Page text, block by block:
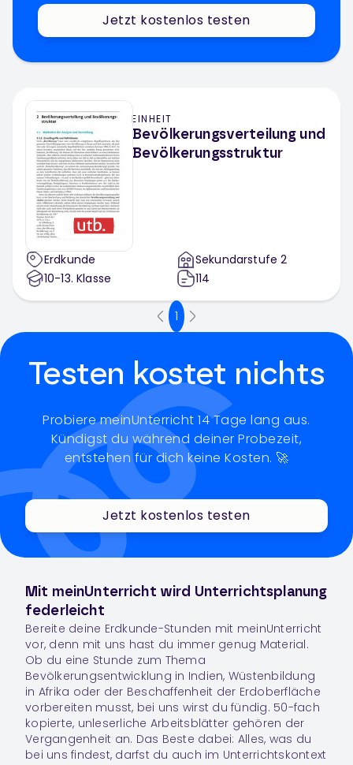
Jetzt kostenlos testen
EINHEIT
Bevölkerungsverteilung und
Bevölkerungsstruktur
Erdkunde
10-13. Klasse
Sekundarstufe 2
114
1
Testen kostet nichts
Probiere meinUnterricht 14 Tage lang aus.
Kündigst du während deiner Probezeit,
entstehen für dich keine Kosten. 🚀
Jetzt kostenlos testen
Mit meinUnterricht wird Unterrichtsplanung
federleicht
Bereite deine Erdkunde-Stunden mit meinUnterricht
vor, denn mit uns hast du immer genug Material.
Ob du eine Stunde zum Thema
Bevölkerungsentwicklung in Indien, Wüstenbildung
in Afrika oder der Beschaffenheit der Erdoberfläche
vorbereiten musst, bei uns wirst du fündig. 50-fach
kopierte, unleserliche Arbeitsblätter gehören der
Vergangenheit an. Das Beste dabei: Alles, was du
bei uns findest, darfst du auch im Unterrichtskontext